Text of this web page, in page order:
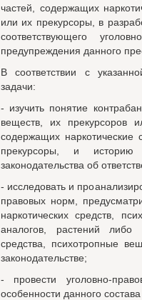
частей, содержащих
или их прекурсоры, в
соответствующего
предупреждения данного
В соответствии с
задачи:
- изучить понятие
веществ, их прекурсоров
содержащих наркотические
прекурсоры, и историю
законодательства об
- исследовать и
правовых норм,
наркотических средств,
аналогов, растений либо
средства, психотропные
законодательстве;
- провести уголовно-
особенности данного